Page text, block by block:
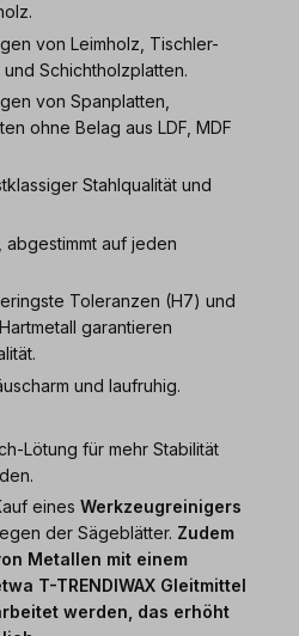
von Leimholz, Tischler-
Schichtholzplatten.
von Spanplatten,
ohne Belag aus LDF, MDF
Stahlqualität und
auf jeden
Toleranzen (H7) und
garantieren
und laufruhig.
Lötung für mehr Stabilität
eines Werkzeugreinigers
der Sägeblätter. Zudem
Metallen mit einem
T-TRENDIWAX Gleitmittel
werden, das erhöht